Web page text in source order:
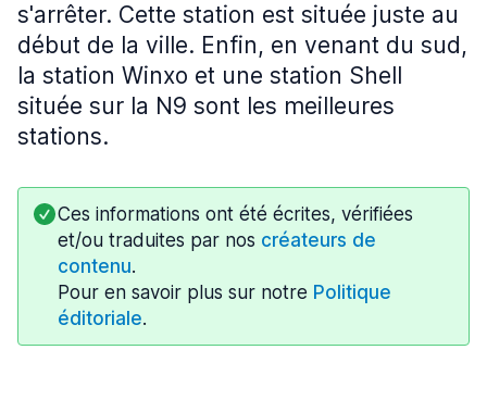
s'arrêter. Cette station est située juste au
début de la ville. Enfin, en venant du sud,
la station Winxo et une station Shell
située sur la N9 sont les meilleures
stations.
Ces informations ont été écrites, vérifiées
et/ou traduites par nos créateurs de
contenu.
Pour en savoir plus sur notre Politique
éditoriale.